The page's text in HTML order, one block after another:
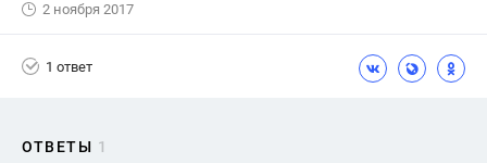
2 ноября 2017
1 ответ
ОТВЕТЫ 1